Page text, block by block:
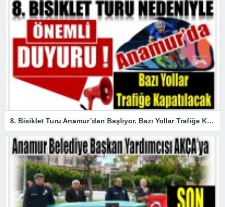
8. Bisiklet Turu Anamur’dan Başlıyor. Bazı Yollar Trafiğe Kapatılacak